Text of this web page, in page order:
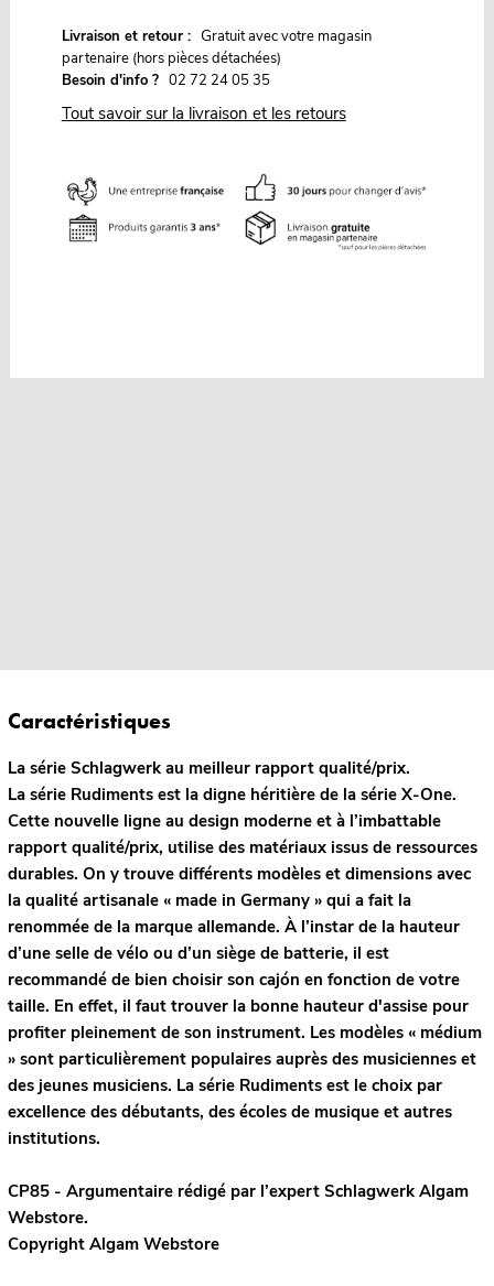
Livraison et retour : Gratuit avec votre magasin
partenaire (hors pièces détachées)
Besoin d'info ? 02 72 24 05 35
Tout savoir sur la livraison et les retours
Caractéristiques
La série Schlagwerk au meilleur rapport qualité/prix.
La série Rudiments est la digne héritière de la série X-One.
Cette nouvelle ligne au design moderne et à l’imbattable
rapport qualité/prix, utilise des matériaux issus de ressources
durables. On y trouve différents modèles et dimensions avec
la qualité artisanale « made in Germany » qui a fait la
renommée de la marque allemande. À l’instar de la hauteur
d’une selle de vélo ou d’un siège de batterie, il est
recommandé de bien choisir son cajón en fonction de votre
taille. En effet, il faut trouver la bonne hauteur d'assise pour
profiter pleinement de son instrument. Les modèles « médium
» sont particulièrement populaires auprès des musiciennes et
des jeunes musiciens. La série Rudiments est le choix par
excellence des débutants, des écoles de musique et autres
institutions.
CP85 - Argumentaire rédigé par l’expert SchlagwerkAlgam
Webstore.
Copyright Algam Webstore